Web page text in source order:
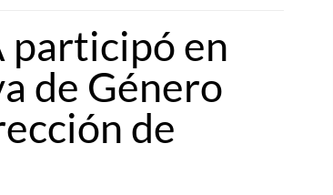
participó en
de Género
de